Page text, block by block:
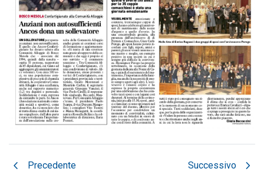
chevron_left Precedente Successivo chevron_right